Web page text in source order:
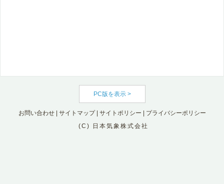
PC版を表示 >
お問い合わせ| サイトマップ| サイトポリシー
プライバシーポリシー
(C) 日本気象株式会社